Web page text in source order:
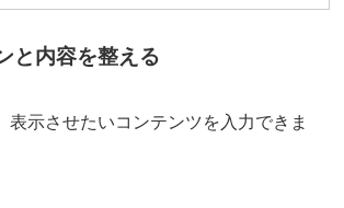
と内容を整える
表示させたいコンテンツを入力できま